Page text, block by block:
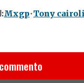
Mxgp Tony cairoli